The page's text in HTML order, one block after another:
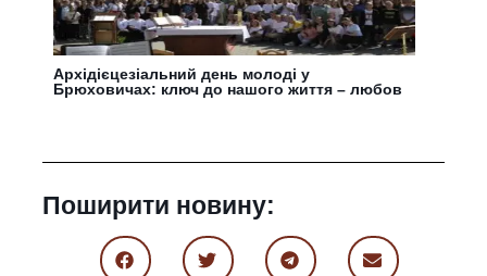
Архідієцезіальний день молоді у
Брюховичах: ключ до нашого життя – любов
Поширити новину: